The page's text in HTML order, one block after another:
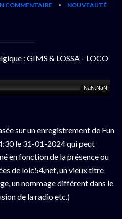
COMMENTAIRE •
NOUVEAUTÉ
: GIMS & LOSSA - LOCO
NaN:NaN
sur un enregistrement de Fun
le 31-01-2024 qui peut
en fonction de la présence ou
de loic54.net, un vieux titre
un nommage différent dans le
de la radio etc.)